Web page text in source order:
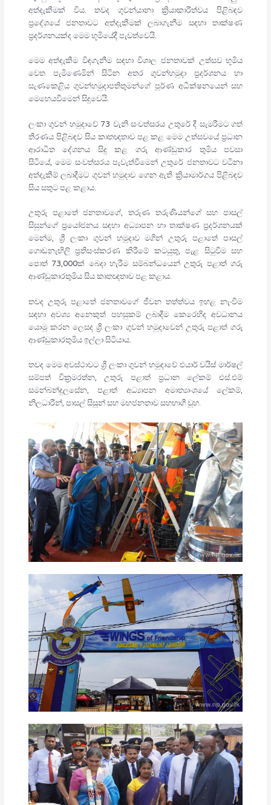
අත්දැකීමක් විය. තවද ගුවන්යානා ක්‍රියාකාරීත්වය පිළිබඳව
ප්‍රදේශයේ ජනතාවට අත්දැකීමක් ලබාගැනීම සඳහා තාක්ෂණ
ප්‍රදර්ශනයක්ද මෙම භූමියේදී පැවත්වෙයි.
මෙම අත්දැකීම විඳගැනීම සඳහා විශාල ජනතාවක් උත්සව භූමිය
වෙත පැමිණෙමින් සිටින අතර ගුවන්හමුදා ප්‍රදර්ශනය හා
සැණකෙළිය ගුවන්හමුදාපතිතුමන්ගේ පූර්ණ අධීක්ෂනයෙන් සහ
මෙහෙයවීමෙන් සිදුවෙයි.
ලංකා ගුවන් හමුදාවේ 73 වැනි සංවත්සරය උතුරේ දී සැමරීමට ගත්
තීරණය පිළිබඳව සිය කෘතඥතාව පළ කළ මෙම උත්සවයේ ප්‍රධාන
ආරාධිත දේශනය සිදු කළ ගරු ආණ්ඩුකාර තුමිය පවසා
සිටියේ, මෙම සංවත්සරය පැවැත්වීමෙන් උතුරේ ජනතාවට වටිනා
අත්දැකීම් ලබාදීමට ගුවන් හමුදාව ගෙන ඇති ක්‍රියාමාර්ගය පිළිබඳව
සිය සතුට පළ කළාය.
උතුරු පළාතේ ජනතාවගේ, තරුණ තරුණියන්ගේ සහ පාසල්
සිසුන්ගේ ප්‍රයෝජනය සඳහා අධ්‍යාපන හා තාක්ෂණ ප්‍රදර්ශනයක්
මෙන්ම, ශ්‍රී ලංකා ගුවන් හමුදාව මගින් උතුරු පළාතේ පාසල්
ගොඩනැඟිලි ප්‍රතිසංස්කරණ කිරීමේ කටයුතු, පැළ සිටුවීම සහ
පොත් 73,000ක් බෙදා හැරීම සම්බන්ධයෙන් උතුරු පළාත් ගරු
ආණ්ඩුකාරතුමිය සිය කෘතඥතාව පළ කළාය.
තවද උතුරු පළාතේ ජනතාවගේ ජීවන තත්ත්වය ඉහළ නැංවීම
සඳහා අවශ්‍ය අනෙකුත් පහසුකම් ලබාදීම කෙරෙහිද අවධානය
යොමූ කරන ලෙසද ශ්‍රී ලංකා ගුවන් හමුදාවෙන් උතුරු පළාත් ගරු
ආණ්ඩුකාරතුමිය ඉල්ලා සිටියාය.
තවද මෙම අවස්ථාවට ශ්‍රී ලංකා ගුවන් හමුදාවේ එයාර් වයිස් මාර්ෂල්
සම්පත් වික්‍රමරත්න, උතුරු පළාත් ප්‍රධාන ලේකම් එස්.එම්
සමන්බන්දුලසේන, පළාත් අධ්‍යාපන අමාත්‍යාංශයේ ලේකම්,
නිලධාරීන්, පාසල් සිසුන් සහ මහජනතාව සහභාගී වූහ.